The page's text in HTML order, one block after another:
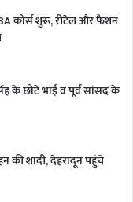
कोर्स शुरू, रीटेल और फैशन
के छोटे भाई व पूर्व सांसद के
की शादी, देहरादून पहुंचे